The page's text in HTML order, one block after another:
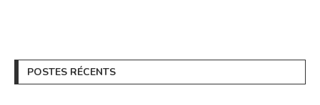
POSTES RÉCENTS